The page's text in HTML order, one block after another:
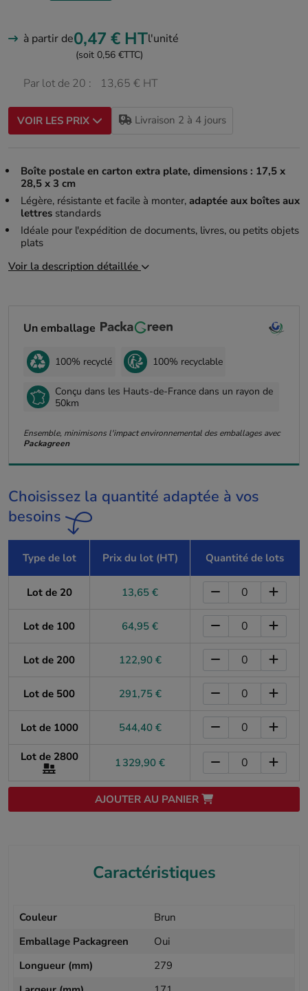
à partir de0,47 € HTl'unité
(soit 0,56 €TTC)
Par lot de 20 : 13,65 € HT
VOIR LES PRIX Livraison 2 à 4 jours
Boîte postale en carton extra plate, dimensions : 17,5 x
28,5 x 3 cm
Légère, résistante et facile à monter, adaptée aux boîtes aux
lettresstandards
Idéale pour l'expédition de documents, livres, ou petits objets
plats
Voir la description détaillée
Un emballage
100% recyclé 100% recyclable
Conçu dans les Hauts-de-France dans un rayon de
50km
Ensemble, minimisons l'impact environnemental des emballages avec
Packagreen
Choisissez la quantité adaptée à vos
besoins
Type de lot Prix du lot (HT) Quantité de lots
Lot de 20 13,65 €
Lot de 100 64,95 €
Lot de 200 122,90 €
Lot de 500 291,75 €
Lot de 1000 544,40 €
Lot de 2800 1 329,90 €
AJOUTER AU PANIER
Caractéristiques
Couleur
Brun
Emballage Packagreen
Oui
Longueur (mm)
279